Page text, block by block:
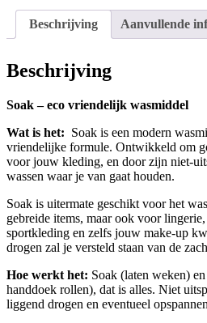
meerdere
variaties.
Deze
kan
gekozen
op
productpagina
Beschrijving Aanvullende
Beschrijving
Soak – eco vriendelijk wasmiddel
Wat is het: Soak is een modern
vriendelijke formule. Ontwikkeld om
voor jouw kleding, en door zijn niet-
wassen waar je van gaat houden.
Soak is uitermate geschikt voor het
gebreide items, maar ook voor
sportkleding en zelfs jouw make-up
drogen zal je versteld staan van de
Hoe werkt het: Soak (laten weken)
handdoek rollen), dat is alles. Niet
liggend drogen en eventueel